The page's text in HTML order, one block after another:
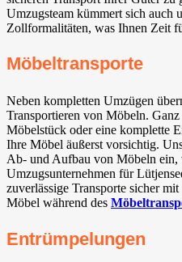
Umzugsteam kümmert sich auch
Zollformalitäten, was Ihnen Zeit
Möbeltransporte
Neben kompletten Umzügen
Transportieren von Möbeln.
Möbelstück oder eine komplette
Ihre Möbel äußerst vorsichtig.
Ab- und Aufbau von Möbeln ein,
Umzugsunternehmen für
zuverlässige Transporte sicher
Möbel während des
Entrümpelungen